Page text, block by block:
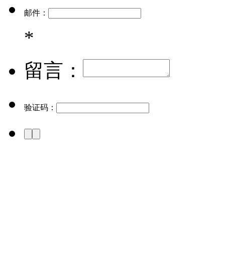
邮件：
*
留言：
验证码：